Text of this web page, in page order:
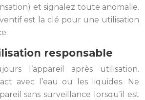
et signalez toute anomalie.
est la clé pour une utilisation
responsable
l’appareil après utilisation.
avec l’eau ou les liquides. Ne
sans surveillance lorsqu’il est